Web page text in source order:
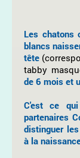
Les chatons
blancs
tête
tabby
de 6 mois et
C'est ce
partenaires
distinguer
à la